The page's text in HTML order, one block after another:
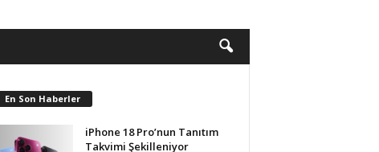
En Son Haberler
iPhone 18 Pro’nun Tanıtım
Takvimi Şekilleniyor